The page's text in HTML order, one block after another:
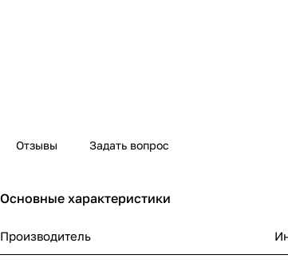
Отзывы Задать вопрос
Основные характеристики
Производитель